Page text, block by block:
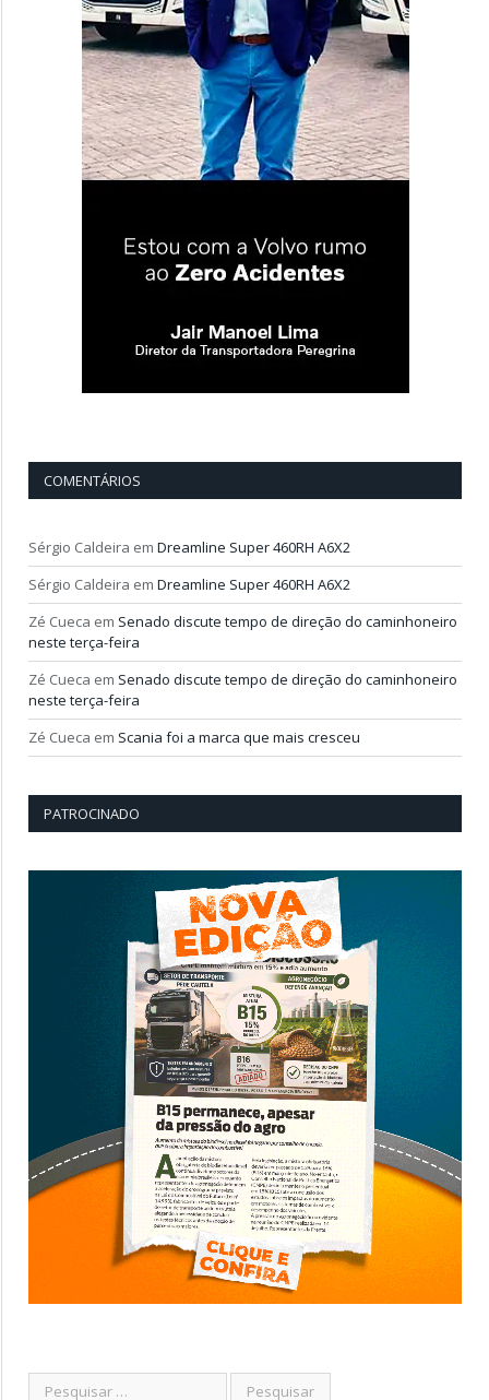
COMENTÁRIOS
Sérgio Caldeira em Dreamline Super 460RH A6X2
Sérgio Caldeira em Dreamline Super 460RH A6X2
Zé Cueca em Senado discute tempo de direção do caminhoneiro
neste terça-feira
Zé Cueca em Senado discute tempo de direção do caminhoneiro
neste terça-feira
Zé Cueca em Scania foi a marca que mais cresceu
PATROCINADO